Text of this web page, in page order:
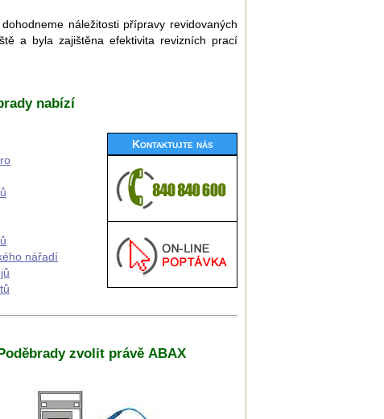
náležitosti přípravy revidovaných
a byla zajištěna efektivita revizních prací
nabízí
Kontaktujte nás
nářadí
zvolit právě ABAX